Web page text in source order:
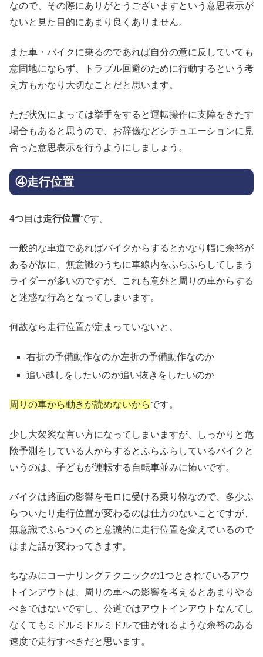
なので、その際にありがとうございますという意思表示が
ないと見た目的にあまり良くありません。
また車・バイクに乗るのであれば自分の意に反していても
意固地にならず、トラブル回避のために行動するという考
え方もかなり大切なことだと思います。
ただ状況によっては挙手をすると運転操作に支障をきたす
場合もあると思うので、お辞儀などシチュエーションに見
合った意思表示を行うようにしましょう。
④走行位置
4つ目は走行位置です。
一般的な車道であればバイクからするとかなり幅に余裕が
あるが故に、無意識のうちに車線内をふらふらしてしまう
ライダーが多いのですが、これも意外と周りの車からする
と迷惑な行為となってしまいます。
何故なら走行位置が定まっていないと、
右折の予備動作なのか左折の予備動作なのか
追い越しをしたいのか追い抜きをしたいのか
周りの車から動きが読めないからです。
少し大袈裟な言い方になってしまいますが、しっかりと危
険予測をしている人からするとふらふらしているバイクと
いうのは、子どもが運転する自転車並みに怖いです。
バイクは路面の影響をモロに受ける乗り物なので、多少ふ
らついたり走行位置が変わるのは仕方のないことですが、
無意識でふらつくのと意識的に走行位置を変えているので
はまた話が変わってきます。
ちなみにコーナリングテクニックの1つとされているアウ
トインアウトは、周りの車への影響を考えるとあまりやる
べきではないですし、公道ではアウトインアウトなんてし
なくてもミドルミドルミドルで曲がれるような余裕のある
速度で走行すべきだと思います。